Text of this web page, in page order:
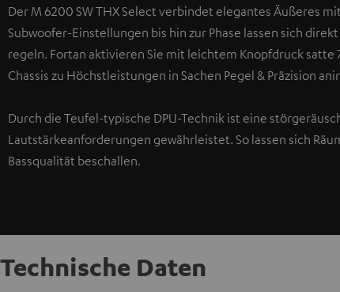
Der M 6200 SW THX Select verbindet elegantes Äußeres
Subwoofer-Einstellungen bis hin zur Phase lassen sich
regeln. Fortan aktivieren Sie mit leichtem Knopfdruck
Chassis zu Höchstleistungen in Sachen Pegel & Präzision
Durch die Teufel-typische DPU-Technik ist eine
Lautstärkeanforderungen gewährleistet. So lassen sich
Bassqualität beschallen.
Technische Daten